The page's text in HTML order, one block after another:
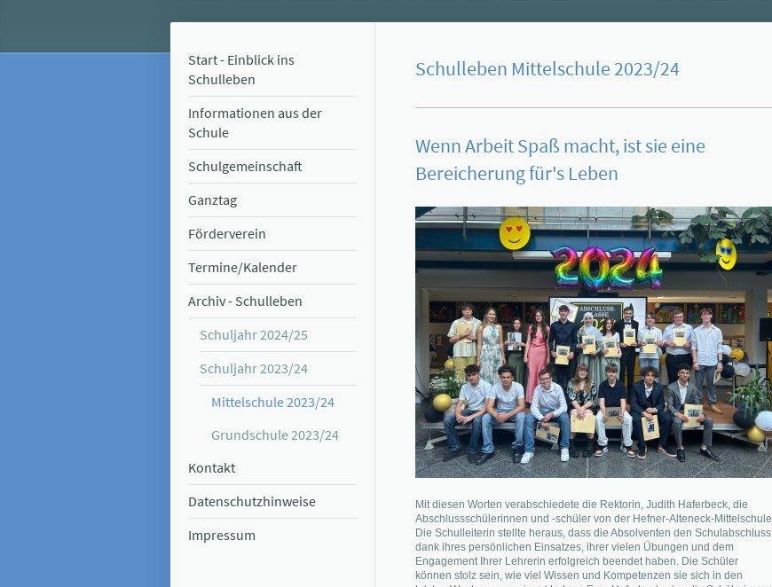
Start - Einblick ins
Schulleben
Informationen aus der
Schule
Schulgemeinschaft
Ganztag
Förderverein
Termine/Kalender
Archiv - Schulleben
Schuljahr 2024/25
Schuljahr 2023/24
Mittelschule 2023/24
Grundschule 2023/24
Kontakt
Datenschutzhinweise
Impressum
Schulleben Mittelschule 2023/24
Wenn Arbeit Spaß macht, ist sie eine
Bereicherung für's Leben
Mit diesen Worten verabschiedete die Rektorin, Judith Haferbeck, die
Abschlussschülerinnen und -schüler von der Hefner-Alteneck-Mittelschule.
Die Schulleiterin stellte heraus, dass die Absolventen den Schulabschluss
dank ihres persönlichen Einsatzes, ihrer vielen Übungen und dem
Engagement Ihrer Lehrerin erfolgreich beendet haben. Die Schüler
können stolz sein, wie viel Wissen und Kompetenzen sie sich in den